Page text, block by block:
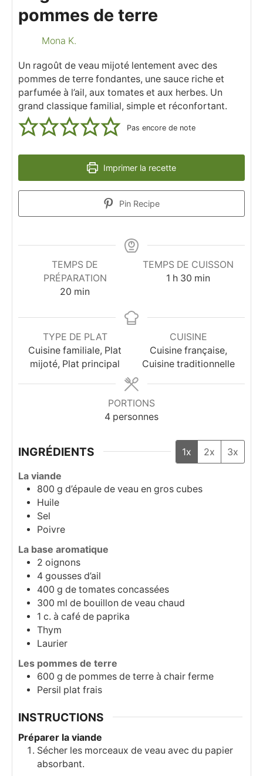
pommes de terre
Mona K.
Un ragoût de veau mijoté lentement avec des
pommes de terre fondantes, une sauce riche et
parfumée à l’ail, aux tomates et aux herbes. Un
grand classique familial, simple et réconfortant.
Pas encore de note
Imprimer la recette
Pin Recipe
TEMPS DE
PRÉPARATION
20 minutes
min
TEMPS DE CUISSON
1 heure
h 30 minutes
min
TYPE DE PLAT
Cuisine familiale, Plat
mijoté, Plat principal
CUISINE
Cuisine française,
Cuisine traditionnelle
PORTIONS
4 personnes
INGRÉDIENTS 1x 2x 3x
La viande
800 g d’épaule de veau en gros cubes
Huile
Sel
Poivre
La base aromatique
2 oignons
4 gousses d’ail
400 g de tomates concassées
300 ml de bouillon de veau chaud
1 c. à café de paprika
Thym
Laurier
Les pommes de terre
600 g de pommes de terre à chair ferme
Persil plat frais
INSTRUCTIONS
Préparer la viande
Sécher les morceaux de veau avec du papier
absorbant.